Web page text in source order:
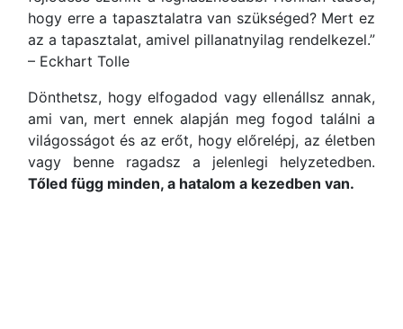
hogy erre a tapasztalatra van szükséged? Mert ez
az a tapasztalat, amivel pillanatnyilag rendelkezel.”
– Eckhart Tolle
Dönthetsz, hogy elfogadod vagy ellenállsz annak,
ami van, mert ennek alapján meg fogod találni a
világosságot és az erőt, hogy előrelépj, az életben
vagy benne ragadsz a jelenlegi helyzetedben.
Tőled függ minden, a hatalom a kezedben van.